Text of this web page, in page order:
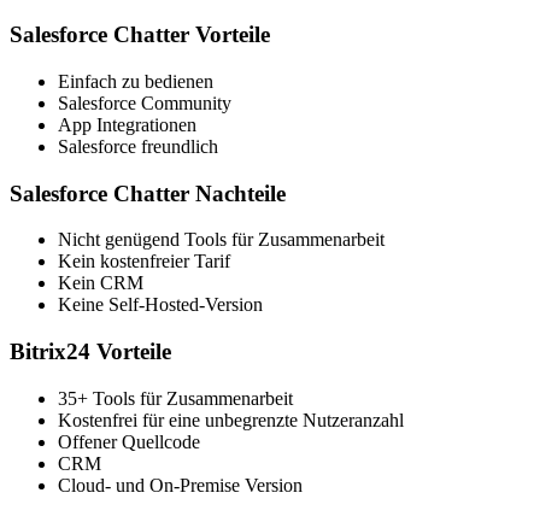
Salesforce Chatter Vorteile
Einfach zu bedienen
Salesforce Community
App Integrationen
Salesforce freundlich
Salesforce Chatter Nachteile
Nicht genügend Tools für Zusammenarbeit
Kein kostenfreier Tarif
Kein CRM
Keine Self-Hosted-Version
Bitrix24 Vorteile
35+ Tools für Zusammenarbeit
Kostenfrei für eine unbegrenzte Nutzeranzahl
Offener Quellcode
CRM
Cloud- und On-Premise Version